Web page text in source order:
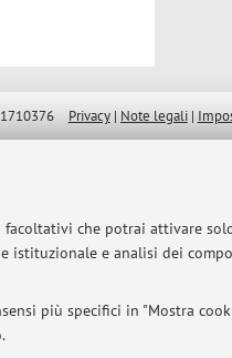
che potrai attivare
istituzionale e analisi dei
più specifici in "Mostra
Privacy| Note legali|